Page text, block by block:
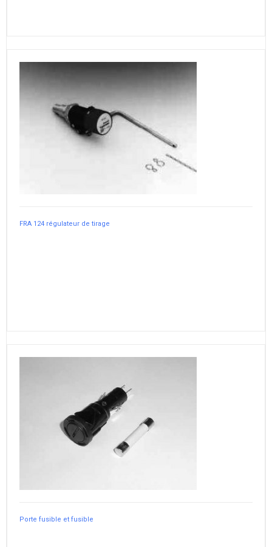
FRA 124 régulateur de tirage
Porte fusible et fusible